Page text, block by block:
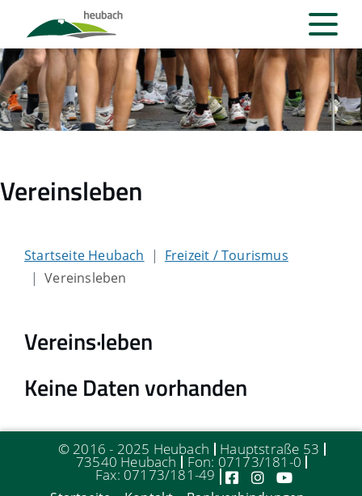
Vereinsleben
Startseite Heubach
Freizeit / Tourismus
Vereinsleben
Vereins·leben
Keine Daten vorhanden
© 2016 - 2025 Heubach Hauptstraße 53
73540 Heubach Fon: 07173/181-0
Fax: 07173/181-49